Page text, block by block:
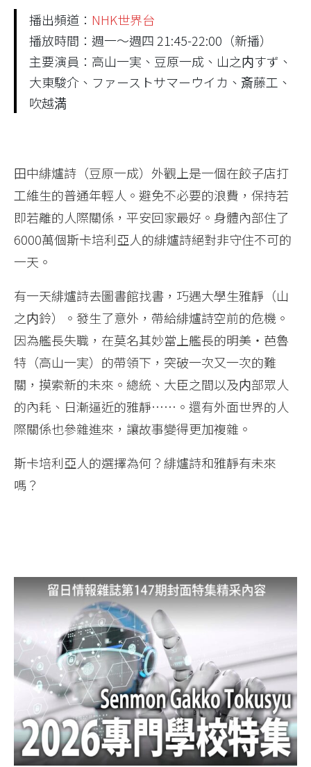
播出頻道： NHK世界台
播放時間：週一～週四 21:45-22:00（新播）
主要演員：高山一実、豆原一成、山之内すず、
大東駿介、ファーストサマーウイカ、斎藤工、
吹越満
田中緋爐詩（豆原一成）外觀上是一個在餃子店打
工維生的普通年輕人。避免不必要的浪費，保持若
即若離的人際關係，平安回家最好。身體內部住了
6000萬個斯卡培利亞人的緋爐詩絕對非守住不可的
一天。
有一天緋爐詩去圖書館找書，巧遇大學生雅靜（山
之内鈴）。發生了意外，帶給緋爐詩空前的危機。
因為艦長失職，在莫名其妙當上艦長的明美・芭魯
特（高山一実）的帶領下，突破一次又一次的難
關，摸索新的未來。總統、大臣之間以及内部眾人
的內耗、日漸逼近的雅靜……。還有外面世界的人
際關係也參雜進來，讓故事變得更加複雜。
斯卡培利亞人的選擇為何？緋爐詩和雅靜有未來
嗎？